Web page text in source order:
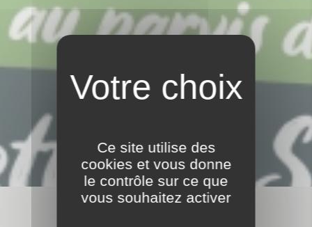
AGENDA
Ce site utilise des
cookies et vous donne
le contrôle sur ce que
vous souhaitez activer